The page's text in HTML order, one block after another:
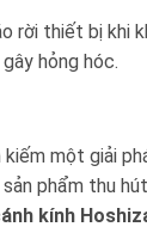
rời thiết bị khi
hỏng hóc.
một giải
phẩm thu
kính